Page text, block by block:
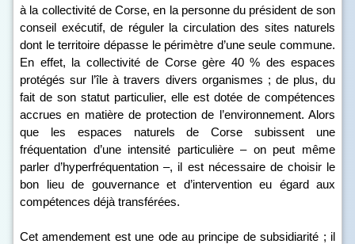
à la collectivité de Corse, en la personne du président de son
conseil exécutif, de réguler la circulation des sites naturels
dont le territoire dépasse le périmètre d’une seule commune.
En effet, la collectivité de Corse gère 40 % des espaces
protégés sur l’île à travers divers organismes ; de plus, du
fait de son statut particulier, elle est dotée de compétences
accrues en matière de protection de l’environnement. Alors
que les espaces naturels de Corse subissent une
fréquentation d’une intensité particulière – on peut même
parler d’hyperfréquentation –, il est nécessaire de choisir le
bon lieu de gouvernance et d’intervention eu égard aux
compétences déjà transférées.
Cet amendement est une ode au principe de subsidiarité ; il